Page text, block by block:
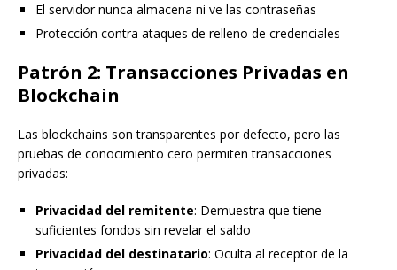
El servidor nunca almacena ni ve las contraseñas
Protección contra ataques de relleno de credenciales
Patrón 2: Transacciones Privadas en
Blockchain
Las blockchains son transparentes por defecto, pero las
pruebas de conocimiento cero permiten transacciones
privadas:
Privacidad del remitente: Demuestra que tiene
suficientes fondos sin revelar el saldo
Privacidad del destinatario: Oculta al receptor de la